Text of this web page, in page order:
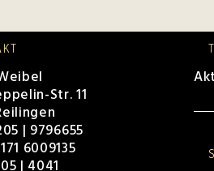
Str. 11
| 9796655
6009135
| 4041